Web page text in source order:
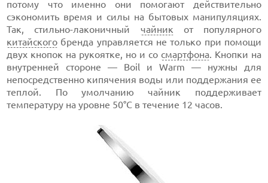
потому что именно они помогают действительно
сэкономить время и силы на бытовых манипуляциях.
Так, стильно-лаконичный чайник от популярного
китайского бренда управляется не только при помощи
двух кнопок на рукоятке, но и со смартфона. Кнопки на
внутренней стороне — Boil и Warm — нужны для
непосредственно кипячения воды или поддержания ее
теплой. По умолчанию чайник поддерживает
температуру на уровне 50°С в течение 12 часов.